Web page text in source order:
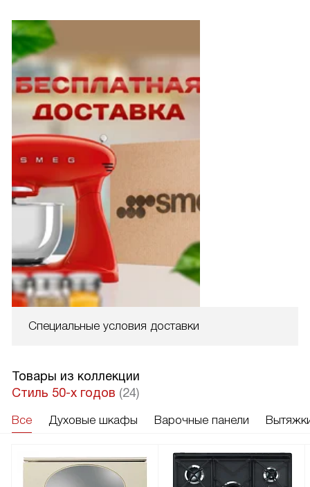
Специальные условия доставки
Товары из коллекции
Стиль 50-х годов (24)
Все Духовые шкафы Варочные панели